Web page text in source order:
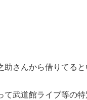
さんから借りてると
武道館ライブ等の